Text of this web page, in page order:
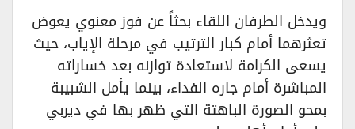
ويدخل الطرفان اللقاء بحثاً عن فوز معنوي يعوض
تعثرهما أمام كبار الترتيب في مرحلة الإياب، حيث
يسعى الكرامة لاستعادة توازنه بعد خساراته
المباشرة أمام جاره الفداء، بينما يأمل الشبيبة
بمحو الصورة الباهتة التي ظهر بها في ديربي